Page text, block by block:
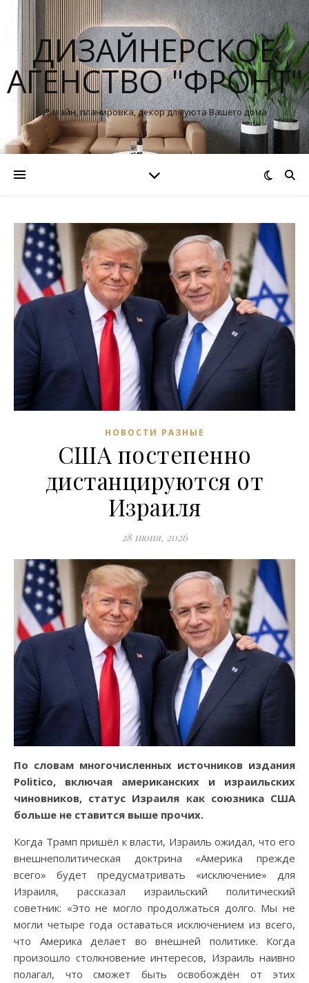
ДИЗАЙНЕРСКОЕ
АГЕНСТВО "ФРОНТ"
Дизайн, планировка, декор для уюта Вашего дома
НОВОСТИ РАЗНЫЕ
США постепенно
дистанцируются от
Израиля
28 июня, 2026
По словам многочисленных источников издания
Politico, включая американских и израильских
чиновников, статус Израиля как союзника США
больше не ставится выше прочих.
Когда Трамп пришёл к власти, Израиль ожидал, что его
внешнеполитическая доктрина «Америка прежде
всего» будет предусматривать «исключение» для
Израиля, рассказал израильский политический
советник: «Это не могло продолжаться долго. Мы не
могли четыре года оставаться исключением из всего,
что Америка делает во внешней политике. Когда
произошло столкновение интересов, Израиль наивно
полагал, что сможет быть освобождён от этих